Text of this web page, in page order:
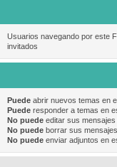
Usuarios navegando por este
invitados
Puede abrir nuevos temas en
Puede responder a temas en
No puede editar sus
No puede borrar sus
No puede enviar adjuntos en